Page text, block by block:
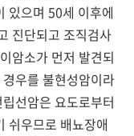
있으며 50세 이후에
진단되고 조직검사
암소가 먼저 발견되
우를 불현성암이라
선암은 요도로부터
쉬우므로 배뇨장애